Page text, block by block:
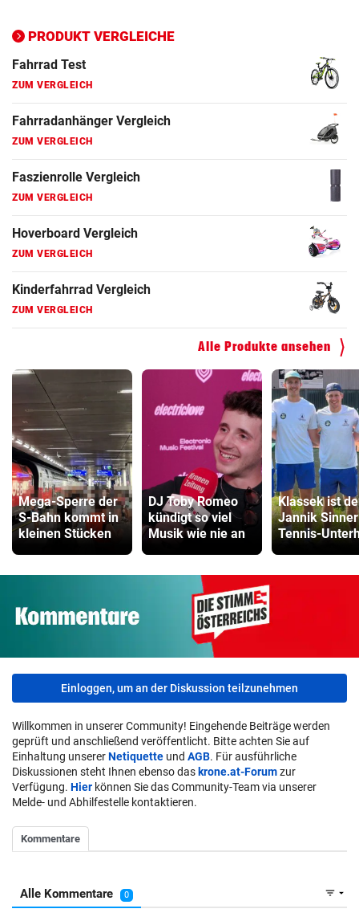
PRODUKT VERGLEICHE
ZUM VERGLEICH
Fahrrad Test
ZUM VERGLEICH
Fahrradanhänger Vergleich
ZUM VERGLEICH
Faszienrolle Vergleich
ZUM VERGLEICH
Hoverboard Vergleich
ZUM VERGLEICH
Kinderfahrrad Vergleich
ZUM VERGLEICH
Alle Produkte ansehen
Mega-Sperre der
S-Bahn kommt in
kleinen Stücken
DJ Toby Romeo
kündigt so viel
Musik wie nie an
Klassek ist
Jannik
Tennis-
Einloggen, um an der Diskussion teilzunehmen
Willkommen in unserer Community! Eingehende Beiträge werden
geprüft und anschließend veröffentlicht. Bitte achten Sie auf
Einhaltung unsererNetiquette und AGB. Für ausführliche
Diskussionen steht Ihnen ebenso das krone.at-Forumzur
Verfügung. Hier können Sie das Community-Team via unserer
Melde- und Abhilfestelle kontaktieren.